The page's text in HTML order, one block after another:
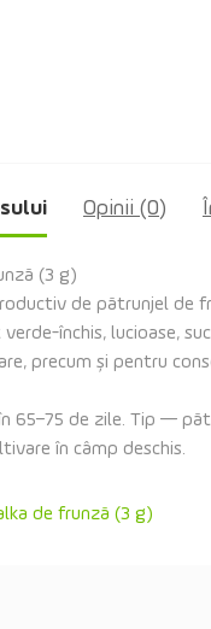
Opinii (0)
(3 g)
de pătrunjel de
verde-închis, lucioase,
precum și pentru
65–75 de zile. Tip —
în câmp deschis.
de frunză (3 g)